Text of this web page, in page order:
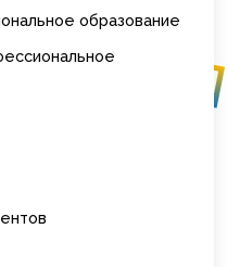
образование